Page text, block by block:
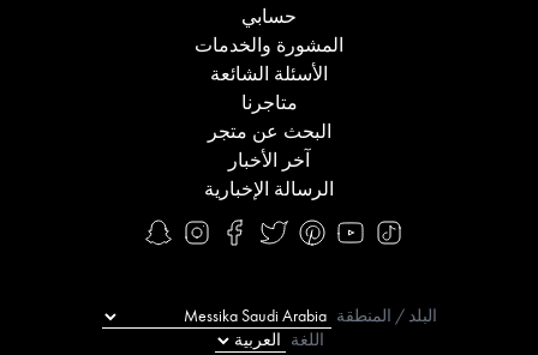
حسابي
المشورة والخدمات
الأسئلة الشائعة
متاجرنا
البحث عن متجر
آخر الأخبار
الرسالة الإخبارية
البلد / المنطقة
اللغة